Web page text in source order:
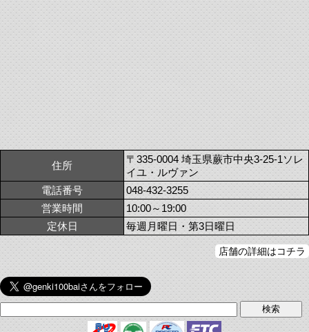
住所
〒335-0004 埼玉県蕨市中央3-25-1ソレ
イユ・ルヴァン
電話番号
048-432-3255
営業時間
10:00～19:00
定休日
毎週月曜日・第3日曜日
店舗の詳細はコチラ